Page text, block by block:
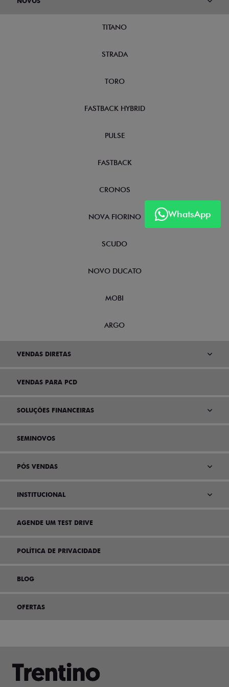
WhatsApp
TITANO
STRADA
TORO
FASTBACK HYBRID
PULSE
FASTBACK
CRONOS
NOVA FIORINO
SCUDO
NOVO DUCATO
MOBI
ARGO
VENDAS DIRETAS
VENDAS PARA PCD
SOLUÇÕES FINANCEIRAS
SEMINOVOS
PÓS VENDAS
INSTITUCIONAL
AGENDE UM TEST DRIVE
POLÍTICA DE PRIVACIDADE
BLOG
OFERTAS